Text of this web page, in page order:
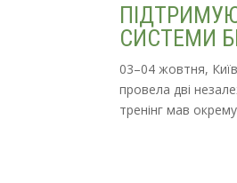
СИСТЕМИ
03–04 жовтня,
провела дві
тренінг мав